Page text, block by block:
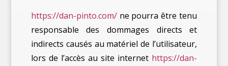
https://dan-pinto.com/ne pourra être tenu
responsable des dommages directs et
indirects causés au matériel de l’utilisateur,
lors de l’accès au site internet https://dan-